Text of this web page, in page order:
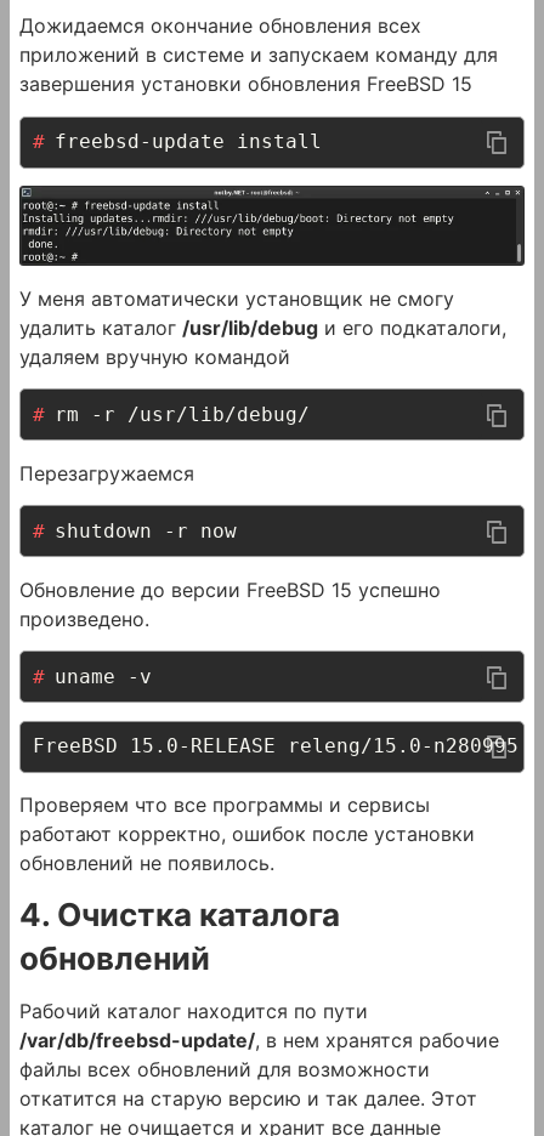
Дожидаемся окончание обновления всех
приложений в системе и запускаем команду для
завершения установки обновления FreeBSD 15
freebsd-update install
У меня автоматически установщик не смогу
удалить каталог /usr/lib/debug и его подкаталоги,
удаляем вручную командой
rm -r /usr/lib/debug/
Перезагружаемся
shutdown -r now
Обновление до версии FreeBSD 15 успешно
произведено.
uname -v
FreeBSD 15.0-RELEASE releng/15.0-n280995-
Проверяем что все программы и сервисы
работают корректно, ошибок после установки
обновлений не появилось.
4. Очистка каталога
обновлений
Рабочий каталог находится по пути
/var/db/freebsd-update/, в нем хранятся рабочие
файлы всех обновлений для возможности
откатится на старую версию и так далее. Этот
каталог не очищается и хранит все данные